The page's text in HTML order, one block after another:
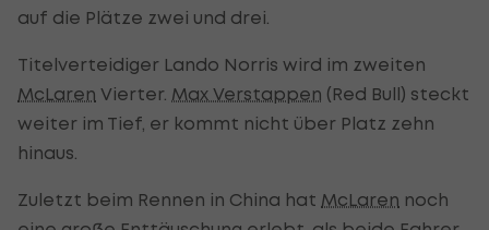
auf die Plätze zwei und drei.
Titelverteidiger Lando Norris wird im zweiten
McLaren Vierter. Max Verstappen (Red Bull) steckt
weiter im Tief, er kommt nicht über Platz zehn
hinaus.
Zuletzt beim Rennen in China hat McLaren noch